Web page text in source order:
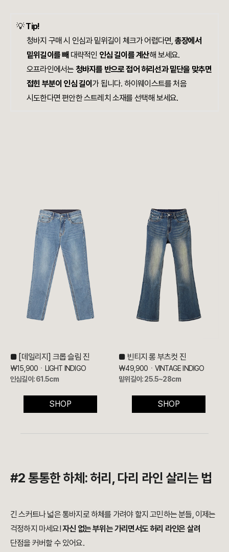
💡Tip!
청바지 구매 시 인심과 밑위길이 체크가 어렵다면, 총장에서
밑위길이를 빼 대략적인 인심 길이를 계산해 보세요.
오프라인에서는 청바지를 반으로 접어 허리선과 밑단을 맞추면
접힌 부분이 인심 길이 가 됩니다. 하이웨이스트를 처음
시도한다면 편안한 스트레치 소재를 선택해 보세요.​​​​​​​​​​​​​​​​
■ [데일리지] 크롭 슬림 진
₩15,900ㆍLIGHT INDIGO
인심길이: 61.5cm
SHOP
■ 빈티지 롱 부츠컷 진
₩49,900ㆍVINTAGE INDIGO
밑위길이: 25.5~28cm
SHOP
#2 통통한 하체 : 허리, 다리 라인 살리는 법
긴 스커트나 넓은 통바지로 하체를 가려야 할지 고민하는 분들, 이제는
걱정하지 마세요!자신 없는 부위는 가리면서도 허리 라인은 살려
단점을 커버할 수 있어요.